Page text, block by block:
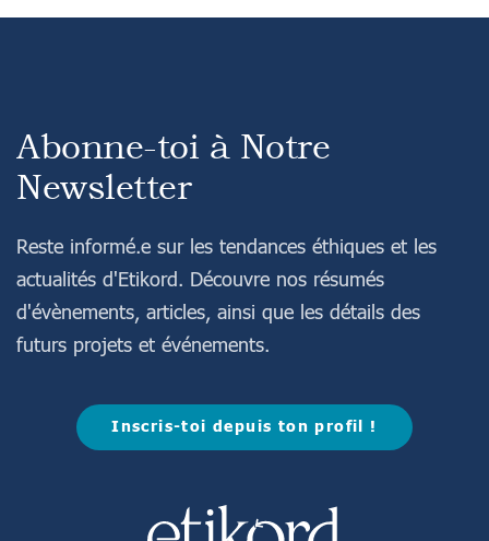
Abonne-toi à Notre
Newsletter
Reste informé.e sur les tendances éthiques et les
actualités d'Etikord. Découvre nos résumés
d'évènements, articles, ainsi que les détails des
futurs projets et événements.
Inscris-toi depuis ton profil !